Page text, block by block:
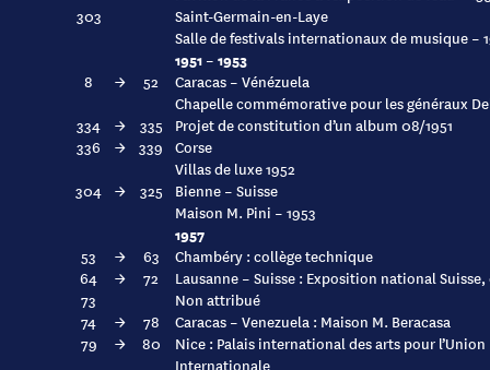
303
Saint-Germain-en-Laye
Salle de festivals internationaux de musique –
1951 – 1953
8 → 52
Caracas – Vénézuela
Chapelle commémorative pour les généraux
334
→ 335
Projet de constitution d’un album 08/1951
336
→ 339 Corse
Villas de luxe 1952
304 → 325
Bienne – Suisse
Maison M. Pini – 1953
1957
53 → 63
Chambéry : collège technique
64
→ 72
Lausanne – Suisse : Exposition national
73
Non attribué
74
→ 78
Caracas – Venezuela : Maison M. Beracasa
79
→ 80
Nice : Palais international des arts pour
Internationale